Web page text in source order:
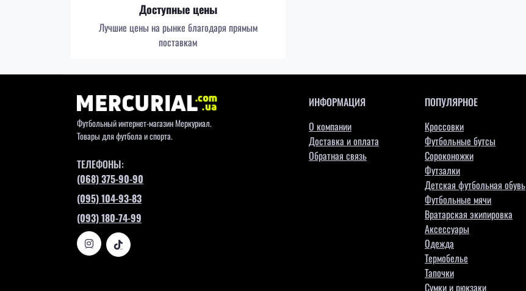
Доступные цены
Лучшие цены на рынке благодаря прямым
поставкам
Футбольный интернет-магазин Меркуриал.
Товары для футбола и спорта.
ТЕЛЕФОНЫ:
(068) 375-90-90
(095) 104-93-83
(093) 180-74-99
ИНФОРМАЦИЯ
О компании
Доставка и оплата
Обратная связь
ПОПУЛЯРНОЕ
Кроссовки
Футбольные бутсы
Сороконожки
Футзалки
Детская футбольная обувь
Футбольные мячи
Вратарская экипировка
Аксессуары
Одежда
Термобелье
Тапочки
Сумки и рюкзаки